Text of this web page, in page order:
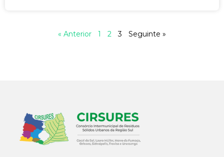
« Anterior 1 2 3 Seguinte »